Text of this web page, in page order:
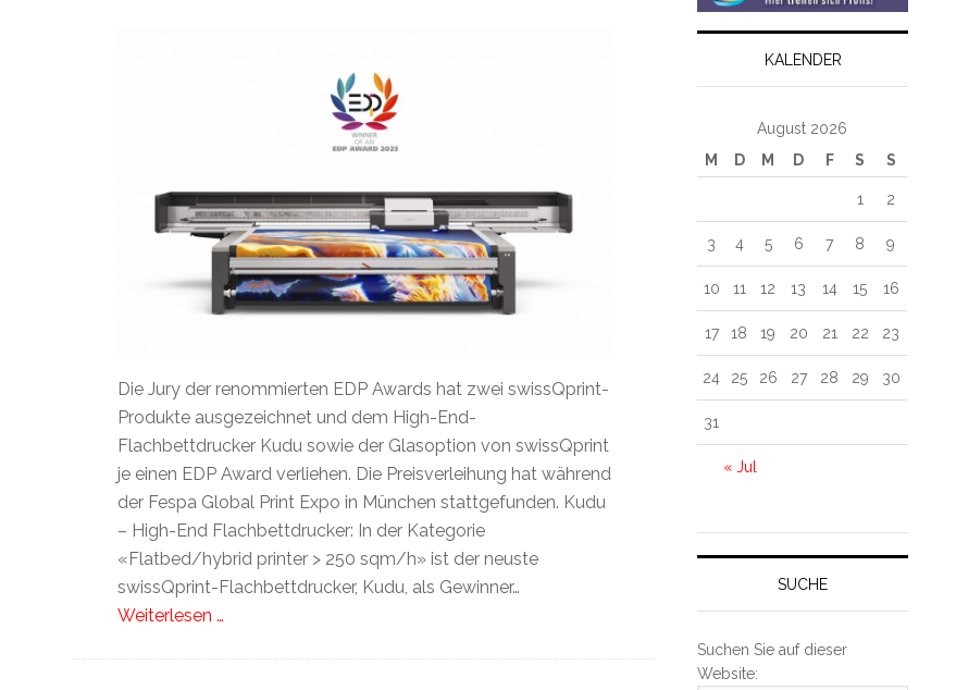
Die Jury der renommierten EDP Awards hat zwei swissQprint-
Produkte ausgezeichnet und dem High-End-
Flachbettdrucker Kudu sowie der Glasoption von swissQprint
je einen EDP Award verliehen. Die Preisverleihung hat während
der Fespa Global Print Expo in München stattgefunden. Kudu
– High-End Flachbettdrucker: In der Kategorie
«Flatbed/hybrid printer > 250 sqm/h» ist der neuste
swissQprint-Flachbettdrucker, Kudu, als Gewinner…
Weiterlesen …
KALENDER
August 2026
M
D M D F S S
« Jul
1 2
3 4 5 6 7 8 9
10 11 12 13 14 15 16
17 18 19 20 21 22 23
24 25 26 27 28 29 30
31
SUCHE
Suchen Sie auf dieser
Website: